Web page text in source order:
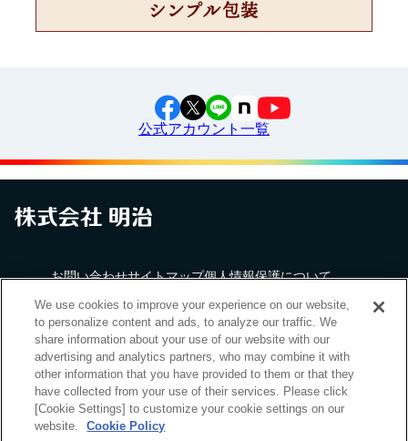
公式アカウント一覧
お問い合わせサイトマップ個人情報保護について
明治グループのDX
Cookie Settings
明治ホールディングス株式会社 （EN ｜ 簡体
Meiji Seika ファルマ株式会社
We use cookies to improve your experience on our website,
to personalize content and ads, to analyze our traffic. We
share information about your use of our website with our
advertising and analytics partners, who may combine it with
other information that you have provided to them or that they
have collected from your use of their services. Please click
[Cookie Settings] to customize your cookie settings on our
website.
Cookie Policy